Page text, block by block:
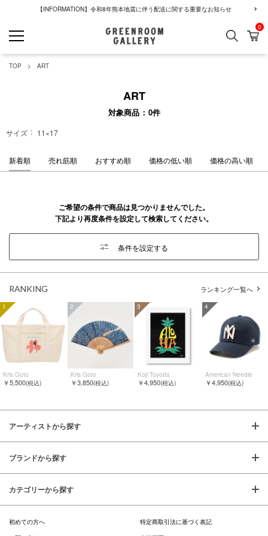
【INFORMATION】令和8年熊本地震に伴う配送に関する重要なお知らせ
検索 カ
0
TOP ART
ART
対象商品 0件
サイズ 11×17
新着順 売れ筋順 おすすめ順 価格の低い順 価格の高い順
ご希望の条件で商品は見つかりませんでした。
下記より再度条件を設定して検索してください。
条件を設定する
RANKING ランキング一覧へ
1
Kris Goto
￥5,500(税込)
2
Kris Goto
￥3,850(税込)
3
Koji Toyoda
￥4,950(税込)
4
American Needle
￥4,950(税込)
アーティストから探す
ブランドから探す
カテゴリーから探す
初めての方へ
特定商取引法に基づく表記